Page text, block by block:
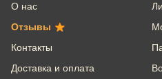
О нас
Отзывы
Контакты
Доставка и оплата